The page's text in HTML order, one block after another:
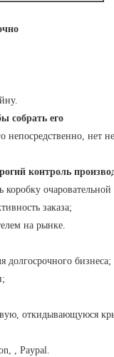
собрать его
непосредственно, нет
контроль
очаровательной
заказа;
на рынке.
долгосрочного бизнеса;
откидывающуюся
, Paypal.